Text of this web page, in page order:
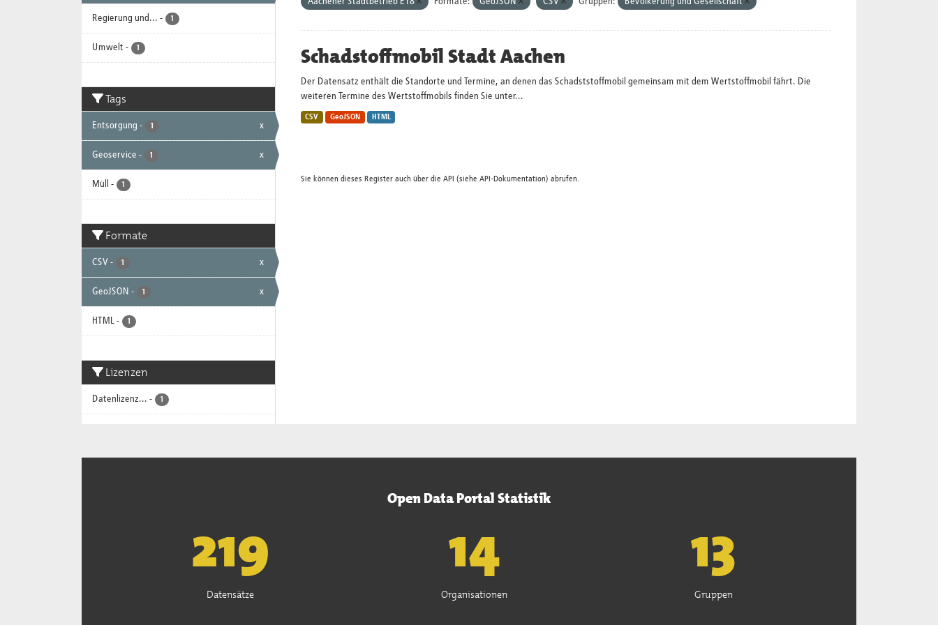
Regierung und... - 1
Umwelt - 1
Tags
Entsorgung - 1 x
Geoservice - 1 x
Müll - 1
Formate
CSV - 1 x
GeoJSON - 1 x
HTML - 1
Lizenzen
Datenlizenz... - 1
Schadstoffmobil Stadt Aachen
Der Datensatz enthält die Standorte und Termine, an denen das Schadststoffmobil gemeinsam mit dem Wertstoffmobil fährt. Die
weiteren Termine des Wertstoffmobils finden Sie unter...
CSV GeoJSON HTML
Sie können dieses Register auch über die API (siehe API-Dokumentation) abrufen.
Open Data Portal Statistik
222
Datensätze
15
Organisationen
13
Gruppen